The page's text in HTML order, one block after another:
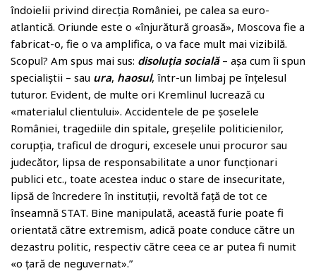
îndoielii privind direcția României, pe calea sa euro-
atlantică. Oriunde este o «înjurătură groasă», Moscova fie a
fabricat-o, fie o va amplifica, o va face mult mai vizibilă.
Scopul? Am spus mai sus: disoluția socială– așa cum îi spun
specialiștii – sau ura, haosul, într-un limbaj pe înțelesul
tuturor. Evident, de multe ori Kremlinul lucrează cu
«materialul clientului». Accidentele de pe șoselele
României, tragediile din spitale, greșelile politicienilor,
corupția, traficul de droguri, excesele unui procuror sau
judecător, lipsa de responsabilitate a unor funcționari
publici etc., toate acestea induc o stare de insecuritate,
lipsă de încredere în instituții, revoltă față de tot ce
înseamnă STAT. Bine manipulată, această furie poate fi
orientată către extremism, adică poate conduce către un
dezastru politic, respectiv către ceea ce ar putea fi numit
«o țară de neguvernat».”